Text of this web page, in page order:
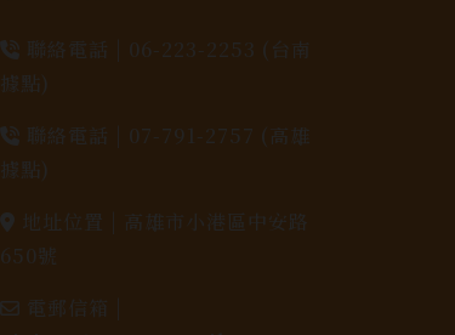
聯絡電話 | 06-223-2253 (台南
據點)
聯絡電話 | 07-791-2757 (高雄
據點)
地址位置 | 高雄市小港區中安路
650號
電郵信箱 |